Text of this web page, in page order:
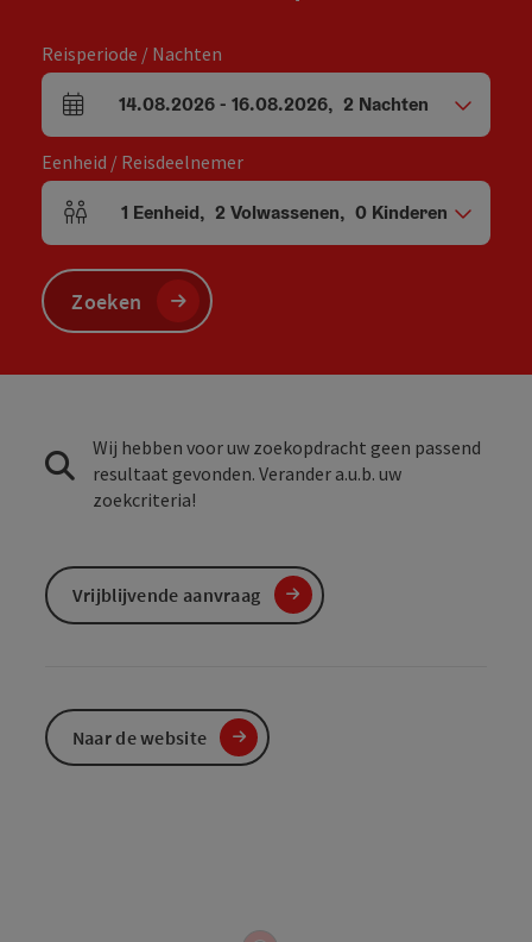
Reisperiode / Nachten
Velden voor aankomst en vertrek
14.08.2026- 16.08.2026, 2 Nachten
Eenheid / Reisdeelnemer
Aantal eenheden en persoonsvelden
1 Eenheid, 2 Volwassenen, 0 Kinderen
Zoeken
Wij hebben voor uw zoekopdracht geen passend
resultaat gevonden. Verander a.u.b. uw
zoekcriteria!
Vrijblijvende aanvraag
Naar de website